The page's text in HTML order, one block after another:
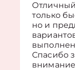
только
но и
выполнен
Спасибо